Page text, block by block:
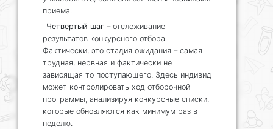
приема.
Четвертый шаг – отслеживание
результатов конкурсного отбора.
Фактически, это стадия ожидания – самая
трудная, нервная и фактически не
зависящая то поступающего. Здесь индивид
может контролировать ход отборочной
программы, анализируя конкурсные списки,
которые обновляются как минимум раз в
неделю.